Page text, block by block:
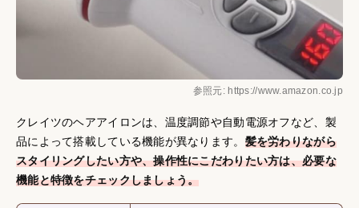
参照元: https://www.amazon.co.jp
クレイツのヘアアイロンは、温度調節や自動電源オフなど、製
品によって搭載している機能が異なります。 髪を労わりながら
スタイリングしたい方や、操作性にこだわりたい方は、必要な
機能と特徴をチェックしましょう。